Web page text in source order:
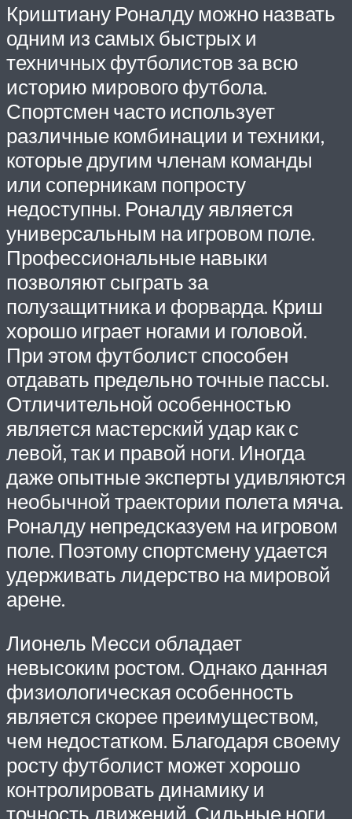
Криштиану Роналду можно назвать
одним из самых быстрых и
техничных футболистов за всю
историю мирового футбола.
Спортсмен часто использует
различные комбинации и техники,
которые другим членам команды
или соперникам попросту
недоступны. Роналду является
универсальным на игровом поле.
Профессиональные навыки
позволяют сыграть за
полузащитника и форварда. Криш
хорошо играет ногами и головой.
При этом футболист способен
отдавать предельно точные пассы.
Отличительной особенностью
является мастерский удар как с
левой, так и правой ноги. Иногда
даже опытные эксперты удивляются
необычной траектории полета мяча.
Роналду непредсказуем на игровом
поле. Поэтому спортсмену удается
удерживать лидерство на мировой
арене.
Лионель Месси обладает
невысоким ростом. Однако данная
физиологическая особенность
является скорее преимуществом,
чем недостатком. Благодаря своему
росту футболист может хорошо
контролировать динамику и
точность движений. Сильные ноги